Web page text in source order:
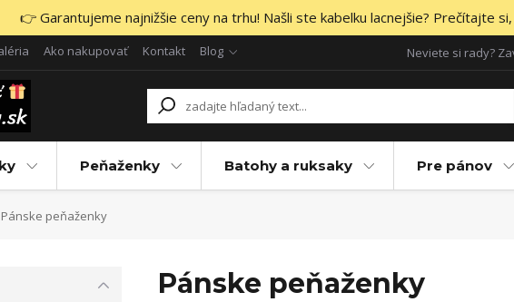
👉 Garantujeme najnižšie ceny na trhu! Našli ste kabelku lacnejšie? Prečítajte
Ako nakupovať Kontakt Blog Neviete si rady?
Peňaženky Batohy a ruksaky Pre pánov
Pánske peňaženky
Pánske peňaženky